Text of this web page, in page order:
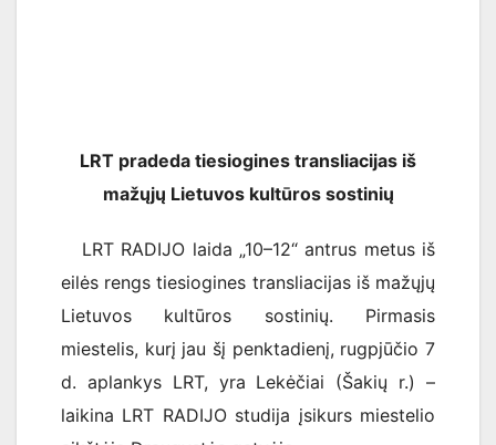
LRT pradeda tiesiogines transliacijas iš
mažųjų Lietuvos kultūros sostinių
LRT RADIJO laida „10–12“ antrus metus iš
eilės rengs tiesiogines transliacijas iš mažųjų
Lietuvos kultūros sostinių. Pirmasis
miestelis, kurį jau šį penktadienį, rugpjūčio 7
d. aplankys LRT, yra Lekėčiai (Šakių r.) –
laikina LRT RADIJO studija įsikurs miestelio